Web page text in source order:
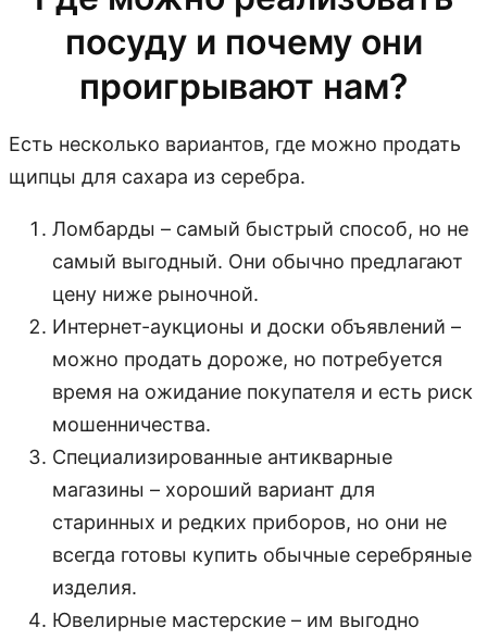
посуду и почему они
проигрывают нам?
Есть несколько вариантов, где можно продать
щипцы для сахара из серебра.
Ломбарды – самый быстрый способ, но не
самый выгодный. Они обычно предлагают
цену ниже рыночной.
Интернет-аукционы и доски объявлений –
можно продать дороже, но потребуется
время на ожидание покупателя и есть риск
мошенничества.
Специализированные антикварные
магазины – хороший вариант для
старинных и редких приборов, но они не
всегда готовы купить обычные серебряные
изделия.
Ювелирные мастерские – им выгодно